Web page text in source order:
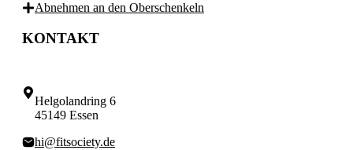
Abnehmen an den Oberschenkeln
KONTAKT
Helgolandring 6
45149 Essen
hi@fitsociety.de